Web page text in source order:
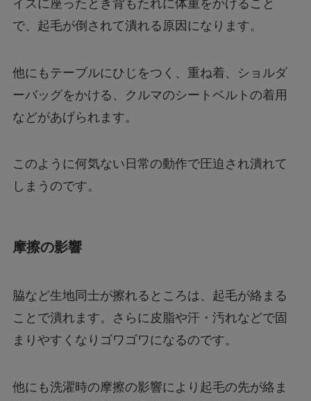
イスに座ったとき背もたれに体重をかけること
で、起毛が倒されて潰れる原因になります。
他にもテーブルにひじをつく、重ね着、ショルダ
ーバッグをかける、クルマのシートベルトの着用
などがあげられます。
このように何気ない日常の動作で圧迫され潰れて
しまうのです。
摩擦の影響
脇など生地同士が擦れるところは、起毛が絡まる
ことで潰れます。さらに皮脂や汗・汚れなどで固
まりやすくなりゴワゴワになるのです。
他にも洗濯時の摩擦の影響により起毛の先が絡ま